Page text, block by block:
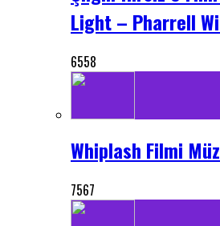
Light – Pharrell
6558
Whiplash Filmi
7567